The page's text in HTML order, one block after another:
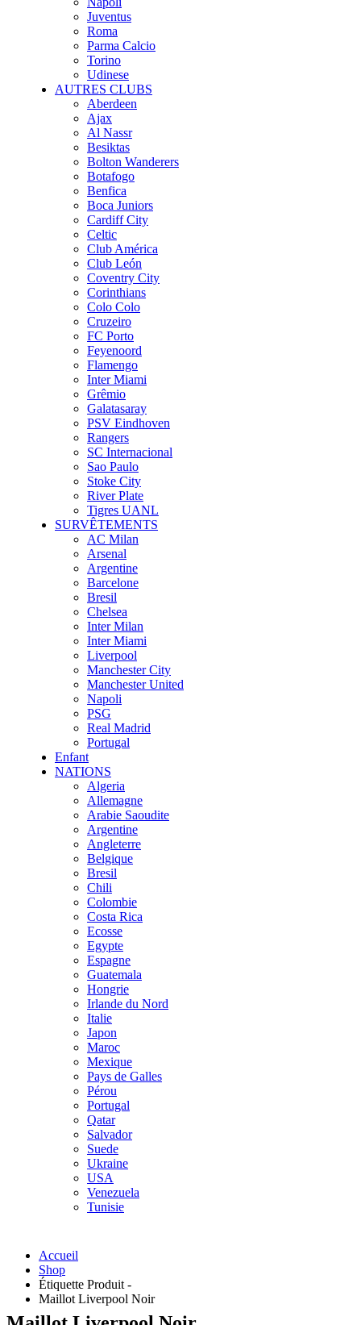
Juventus
Roma
Parma Calcio
Torino
Udinese
AUTRES CLUBS
Aberdeen
Ajax
Al Nassr
Besiktas
Bolton Wanderers
Botafogo
Benfica
Boca Juniors
Cardiff City
Celtic
Club América
Club León
Coventry City
Corinthians
Colo Colo
Cruzeiro
FC Porto
Feyenoord
Flamengo
Inter Miami
Grêmio
Galatasaray
PSV Eindhoven
Rangers
SC Internacional
Sao Paulo
Stoke City
River Plate
Tigres UANL
SURVÊTEMENTS
AC Milan
Arsenal
Argentine
Barcelone
Bresil
Chelsea
Inter Milan
Inter Miami
Liverpool
Manchester City
Manchester United
Napoli
PSG
Real Madrid
Portugal
Enfant
NATIONS
Algeria
Allemagne
Arabie Saoudite
Argentine
Angleterre
Belgique
Bresil
Chili
Colombie
Costa Rica
Ecosse
Egypte
Espagne
Guatemala
Hongrie
Irlande du Nord
Italie
Japon
Maroc
Mexique
Pays de Galles
Pérou
Portugal
Qatar
Salvador
Suede
Ukraine
USA
Venezuela
Tunisie
Accueil
Shop
Étiquette Produit -
Maillot Liverpool Noir